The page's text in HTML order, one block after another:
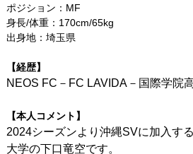
ポジション：MF
身長/体重：170cm/65kg
出身地：埼玉県
【経歴】
NEOS FC－FC LAVIDA－国際学院
【本人コメント】
2024シーズンより沖縄SVに加入す
大学の下口竜空です。